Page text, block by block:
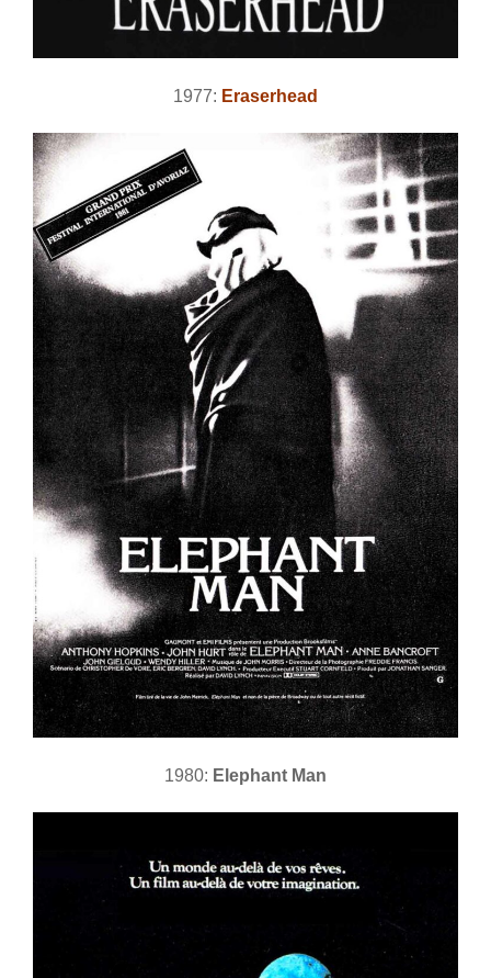
1977: Eraserhead
1980: Elephant Man